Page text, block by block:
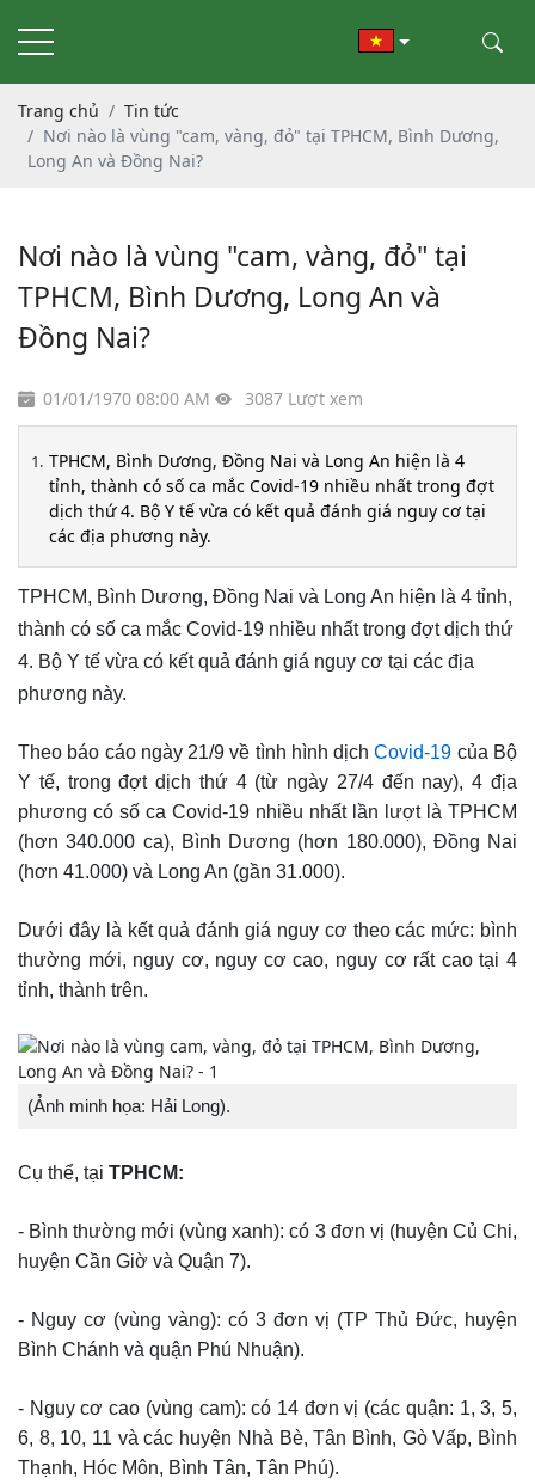
Trang chủ
Tin tức
Nơi nào là vùng "cam, vàng, đỏ" tại TPHCM, Bình Dương,
Long An và Đồng Nai?
Nơi nào là vùng "cam, vàng, đỏ" tại
TPHCM, Bình Dương, Long An và
Đồng Nai?
01/01/1970 08:00 AM 3087 Lượt xem
TPHCM, Bình Dương, Đồng Nai và Long An hiện là 4
tỉnh, thành có số ca mắc Covid-19 nhiều nhất trong đợt
dịch thứ 4. Bộ Y tế vừa có kết quả đánh giá nguy cơ tại
các địa phương này.
TPHCM, Bình Dương, Đồng Nai và Long An hiện là 4 tỉnh,
thành có số ca mắc Covid-19 nhiều nhất trong đợt dịch thứ
4. Bộ Y tế vừa có kết quả đánh giá nguy cơ tại các địa
phương này.
Theo báo cáo ngày 21/9 về tình hình dịchCovid-19 của Bộ
Y tế, trong đợt dịch thứ 4 (từ ngày 27/4 đến nay), 4 địa
phương có số ca Covid-19 nhiều nhất lần lượt là TPHCM
(hơn 340.000 ca), Bình Dương (hơn 180.000), Đồng Nai
(hơn 41.000) và Long An (gần 31.000).
Dưới đây là kết quả đánh giá nguy cơ theo các mức: bình
thường mới, nguy cơ, nguy cơ cao, nguy cơ rất cao tại 4
tỉnh, thành trên.
(Ảnh minh họa: Hải Long).
Cụ thể, tại TPHCM:
- Bình thường mới (vùng xanh): có 3 đơn vị (huyện Củ Chi,
huyện Cần Giờ và Quận 7).
- Nguy cơ (vùng vàng): có 3 đơn vị (TP Thủ Đức, huyện
Bình Chánh và quận Phú Nhuận).
- Nguy cơ cao (vùng cam): có 14 đơn vị (các quận: 1, 3, 5,
6, 8, 10, 11 và các huyện Nhà Bè, Tân Bình, Gò Vấp, Bình
Thạnh, Hóc Môn, Bình Tân, Tân Phú).